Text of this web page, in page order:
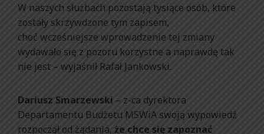
W naszych służbach pozostają tysiące osób, które
zostały skrzywdzone tym zapisem,
choć wcześniejsze wprowadzenie tej zmiany
wydawało się z pozoru korzystne a naprawdę tak
nie jest – wyjaśnił Rafał Jankowski.
Dariusz Smarzewski – z-ca dyrektora
Departamentu Budżetu MSWiA swoją wypowiedź
rozpoczął od żądania, że chce się zapoznać